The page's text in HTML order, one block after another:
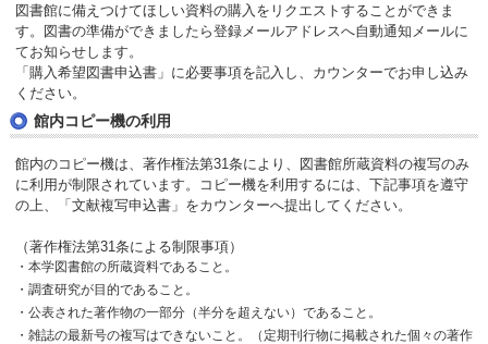
図書館に備えつけてほしい資料の購入をリクエストすることができま
す。図書の準備ができましたら登録メールアドレスへ自動通知メールに
てお知らせします。
「購入希望図書申込書」に必要事項を記入し、カウンターでお申し込み
ください。
館内コピー機の利用
館内のコピー機は、著作権法第31条により、図書館所蔵資料の複写のみ
に利用が制限されています。コピー機を利用するには、下記事項を遵守
の上、「文献複写申込書」をカウンターへ提出してください。
（著作権法第31条による制限事項）
本学図書館の所蔵資料であること。
調査研究が目的であること。
公表された著作物の一部分（半分を超えない）であること。
雑誌の最新号の複写はできないこと。（定期刊行物に掲載された個々の著作